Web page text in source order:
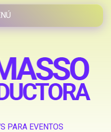
PARA EVENTOS